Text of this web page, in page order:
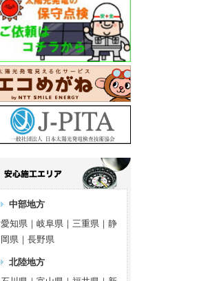
中部地方
愛知県｜岐阜県｜三重県｜静
岡県｜長野県
北陸地方